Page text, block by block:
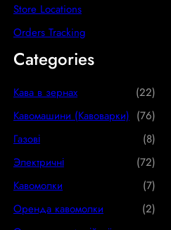
Store Locations
Orders Tracking
Categories
Кава в зернах 222
2
p
r
o
d
Кавомашини (Кавоварки) 767
6
p
r
o
Газові 88
p
r
o
Электричні 727
2
p
Кавомолки 77
p
Оренда кавомолки 22